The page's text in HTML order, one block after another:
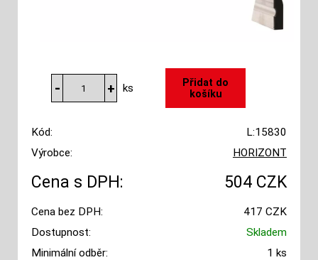
ks
Kód:
L:15830
Výrobce:
HORIZONT
Cena s DPH: 504 CZK
Cena bez DPH:
417 CZK
Dostupnost:
Skladem
Minimální odběr:
1 ks